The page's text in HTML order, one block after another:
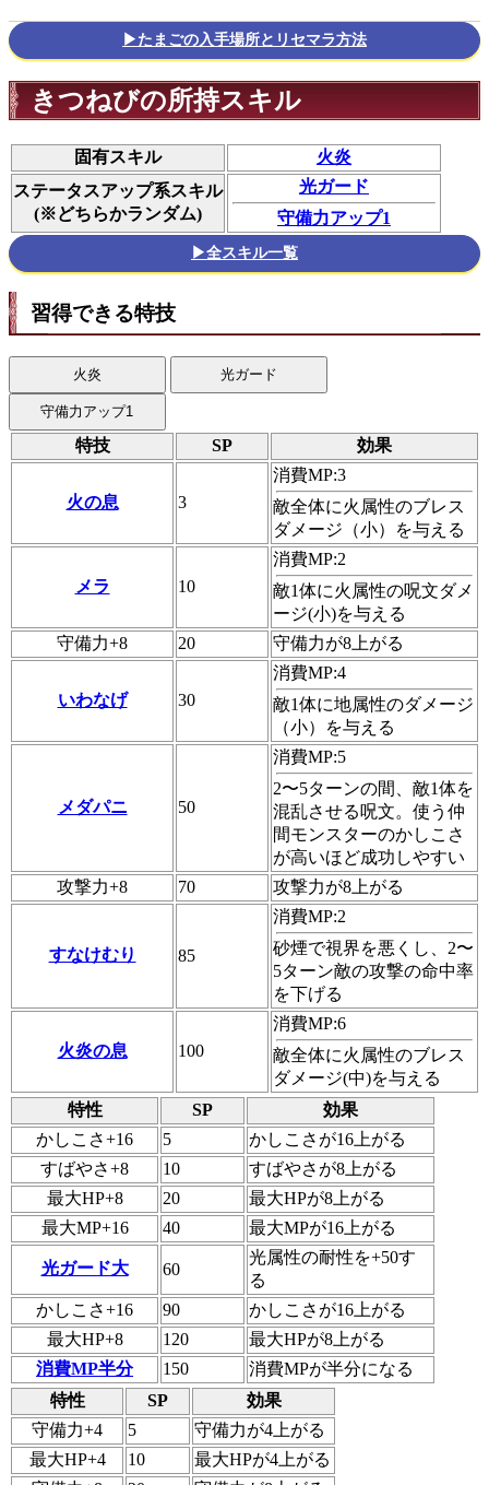
▶たまごの入手場所とリセマラ方法
きつねびの所持スキル
固有スキル
火炎
ステータスアップ系スキル
(※どちらかランダム)
光ガード
守備力アップ1
▶全スキル一覧
習得できる特技
火炎 光ガード
守備力アップ1
特技 SP 効果
火の息 3
消費MP:3
敵全体に火属性のブレス
ダメージ（小）を与える
メラ 10
消費MP:2
敵1体に火属性の呪文ダメ
ージ(小)を与える
守備力+8
20 守備力が8上がる
いわなげ 30
消費MP:4
敵1体に地属性のダメージ
（小）を与える
メダパニ 50
消費MP:5
2〜5ターンの間、敵1体を
混乱させる呪文。使う仲
間モンスターのかしこさ
が高いほど成功しやすい
攻撃力+8
70 攻撃力が8上がる
すなけむり 85
消費MP:2
砂煙で視界を悪くし、2〜
5ターン敵の攻撃の命中率
を下げる
火炎の息 100
消費MP:6
敵全体に火属性のブレス
ダメージ(中)を与える
特性
SP
効果
かしこさ+16
5
かしこさが16上がる
すばやさ+8
10
すばやさが8上がる
最大HP+8
20
最大HPが8上がる
最大MP+16
40 最大MPが16上がる
光ガード大 60
光属性の耐性を+50す
る
かしこさ+16
90
かしこさが16上がる
最大HP+8
120
最大HPが8上がる
消費MP半分
150
消費MPが半分になる
特性
SP
効果
守備力+4
5
守備力が4上がる
最大HP+4
10
最大HPが4上がる